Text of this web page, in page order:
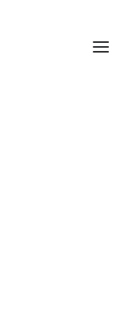
: